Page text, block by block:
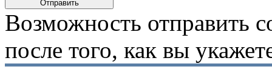
Возможность отправить
после того, как вы